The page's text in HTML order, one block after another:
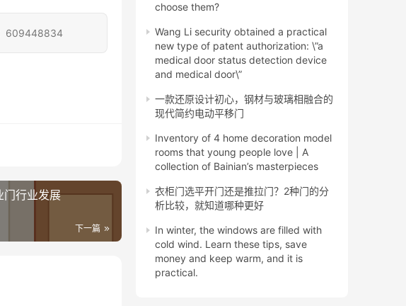
609448834
门行业发展
下一篇
choose them?
Wang Li security obtained a practical
new type of patent authorization: \”a
medical door status detection device
and medical door\”
一款还原设计初心，钢材与玻璃相融合的
现代简约电动平移门
Inventory of 4 home decoration model
rooms that young people love | A
collection of Bainian’s masterpieces
衣柜门选平开门还是推拉门？2种门的分
析比较，就知道哪种更好
In winter, the windows are filled with
cold wind. Learn these tips, save
money and keep warm, and it is
practical.